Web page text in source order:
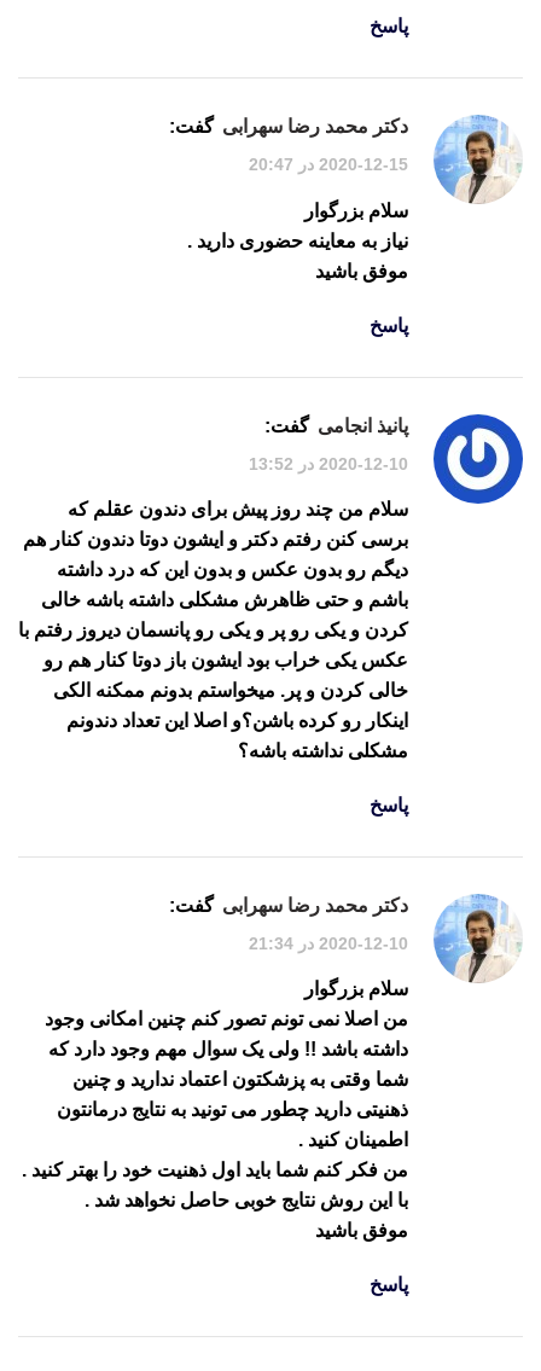
پاسخ
دکتر محمد رضا سهرابی گفت:
2020-12-15 در 20:47
سلام بزرگوار
نیاز به معاینه حضوری دارید .
موفق باشید
پاسخ
پانیذ انجامی گفت:
2020-12-10 در 13:52
سلام من چند روز پیش برای دندون عقلم که
برسی کنن رفتم دکتر و ایشون دوتا دندون کنار هم
دیگم رو بدون عکس و بدون این که درد داشته
باشم و حتی ظاهرش مشکلی داشته باشه خالی
کردن و یکی رو پر و یکی رو پانسمان دیروز رفتم با
عکس یکی خراب بود ایشون باز دوتا کنار هم رو
خالی کردن و پر. میخواستم بدونم ممکنه الکی
اینکار رو کرده باشن؟و اصلا این تعداد دندونم
مشکلی نداشته باشه؟
پاسخ
دکتر محمد رضا سهرابی گفت:
2020-12-10 در 21:34
سلام بزرگوار
من اصلا نمی تونم تصور کنم چنین امکانی وجود
داشته باشد !! ولی یک سوال مهم وجود دارد که
شما وقتی به پزشکتون اعتماد ندارید و چنین
ذهنیتی دارید چطور می تونید به نتایج درمانتون
اطمینان کنید .
من فکر کنم شما باید اول ذهنیت خود را بهتر کنید .
با این روش نتایج خوبی حاصل نخواهد شد .
موفق باشید
پاسخ